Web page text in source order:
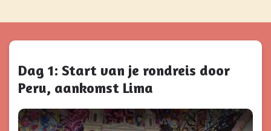
Dag 1: Start van je rondreis door
Peru, aankomst Lima